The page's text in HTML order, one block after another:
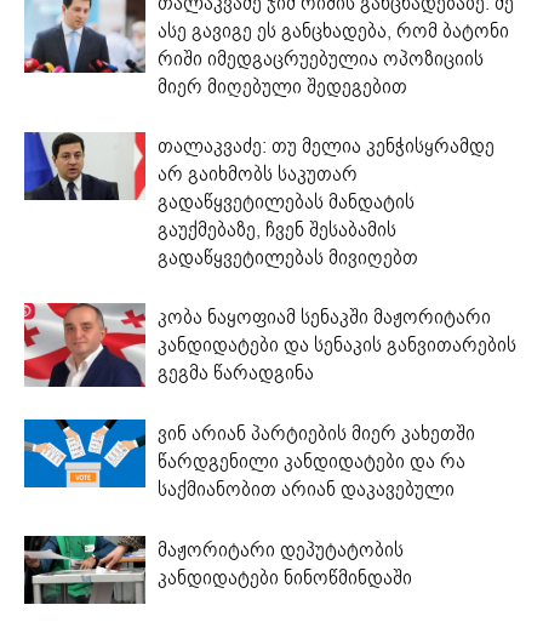
ასე გავიგე ეს განცხადება, რომ ბატონი
რიში იმედგაცრუებულია ოპოზიციის
მიერ მიღებული შედეგებით
თალაკვაძე: თუ მელია კენჭისყრამდე
არ გაიხმობს საკუთარ
გადაწყვეტილებას მანდატის
გაუქმებაზე, ჩვენ შესაბამის
გადაწყვეტილებას მივიღებთ
კობა ნაყოფიამ სენაკში მაჟორიტარი
კანდიდატები და სენაკის განვითარების
გეგმა წარადგინა
ვინ არიან პარტიების მიერ კახეთში
წარდგენილი კანდიდატები და რა
საქმიანობით არიან დაკავებული
მაჟორიტარი დეპუტატობის
კანდიდატები ნინოწმინდაში